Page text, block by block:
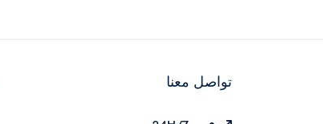
تواصل معنا